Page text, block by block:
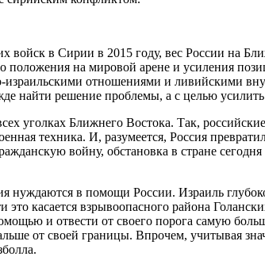
войск в Сирии в 2015 году, вес России на
положения на мировой арене и усиления
отношениями и ливийскими
найти решение проблемы, а с целью
уголках Ближнего Востока. Так,
техника. И, разумеется, Россия
войну, обстановка в стране
в помощи России. Израиль
это касается взрывоопасного района
и отвести от своего порога самую
от своей границы. Впрочем, учитывая